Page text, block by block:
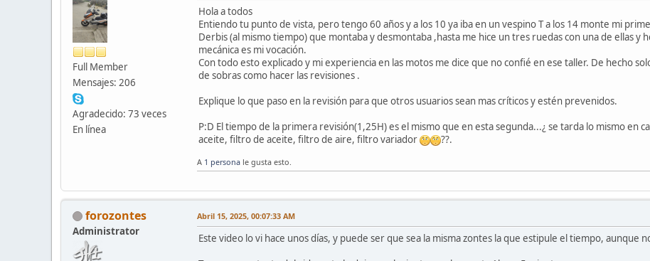
Full Member
Mensajes: 206
Agradecido: 73 veces
En línea
Hola a todos
Entiendo tu punto de vista, pero tengo 60 años y a los 10 ya iba en un vespino T a los 14 monte mi
Derbis (al mismo tiempo) que montaba y desmontaba ,hasta me hice un tres ruedas con una de ellas y
mecánica es mi vocación.
Con todo esto explicado y mi experiencia en las motos me dice que no confié en ese taller. De hecho
de sobras como hacer las revisiones .
Explique lo que paso en la revisión para que otros usuarios sean mas críticos y estén prevenidos.
P:D El tiempo de la primera revisión(1,25H) es el mismo que en esta segunda...¿ se tarda lo mismo en
aceite, filtro de aceite, filtro de aire, filtro variador
??.
A 1 persona le gusta esto.
forozontes
Administrator
Abril 15, 2025, 00:07:33 AM
Este video lo vi hace unos días, y puede ser que sea la misma zontes la que estipule el tiempo, aunque